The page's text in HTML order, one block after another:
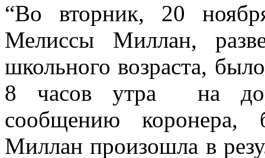
“Во вторник, 20
Мелиссы Миллан,
школьного возраста,
8 часов утра
на
сообщению коронера,
Миллан произошла в